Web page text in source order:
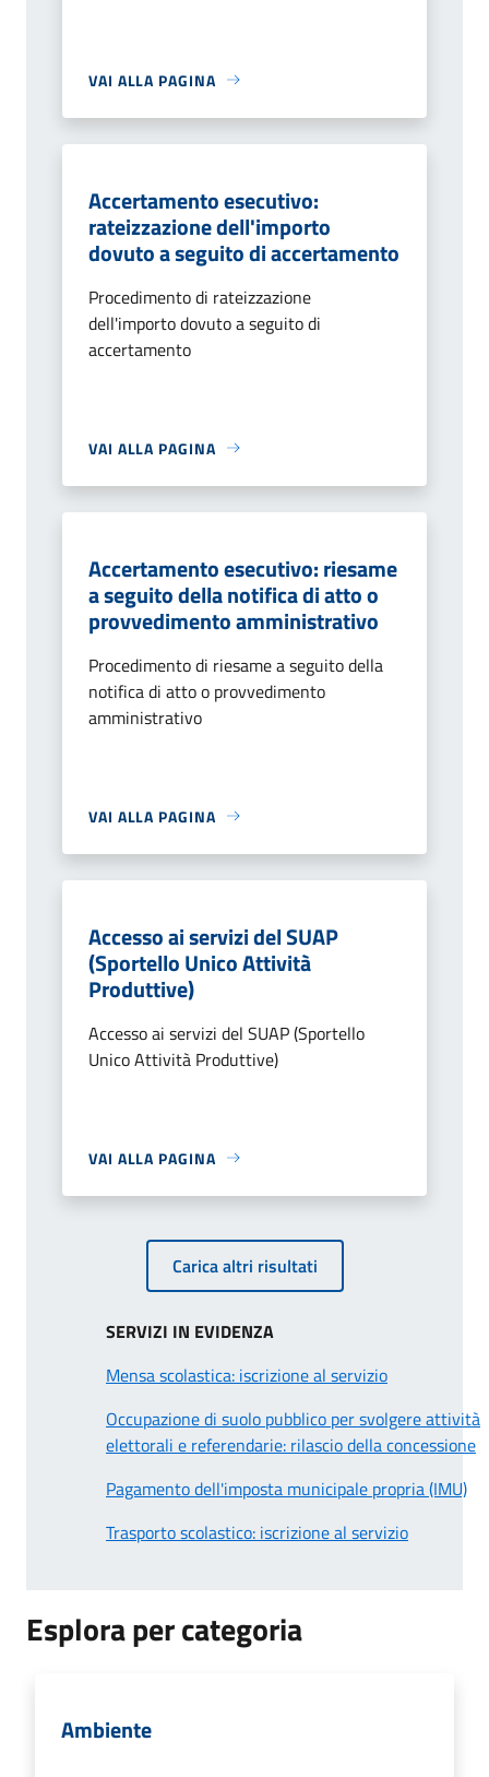
VAI ALLA PAGINA
Accertamento esecutivo:
rateizzazione dell'importo
dovuto a seguito di accertamento
Procedimento di rateizzazione
dell'importo dovuto a seguito di
accertamento
VAI ALLA PAGINA
Accertamento esecutivo: riesame
a seguito della notifica di atto o
provvedimento amministrativo
Procedimento di riesame a seguito della
notifica di atto o provvedimento
amministrativo
VAI ALLA PAGINA
Accesso ai servizi del SUAP
(Sportello Unico Attività
Produttive)
Accesso ai servizi del SUAP (Sportello
Unico Attività Produttive)
VAI ALLA PAGINA
Carica altri risultati
SERVIZI IN EVIDENZA
Mensa scolastica: iscrizione al servizio
Occupazione di suolo pubblico per svolgere attività
elettorali e referendarie: rilascio della concessione
Pagamento dell'imposta municipale propria (IMU)
Trasporto scolastico: iscrizione al servizio
Esplora per categoria
Ambiente